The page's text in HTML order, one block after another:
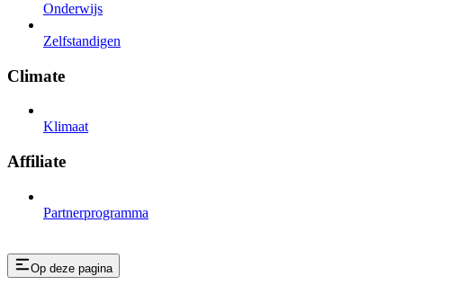
Onderwijs
Zelfstandigen
Climate
Klimaat
Affiliate
Partnerprogramma
Op deze pagina